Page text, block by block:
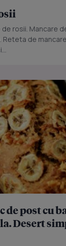
rosii. Mancare
Reteta de
de post cu
Desert